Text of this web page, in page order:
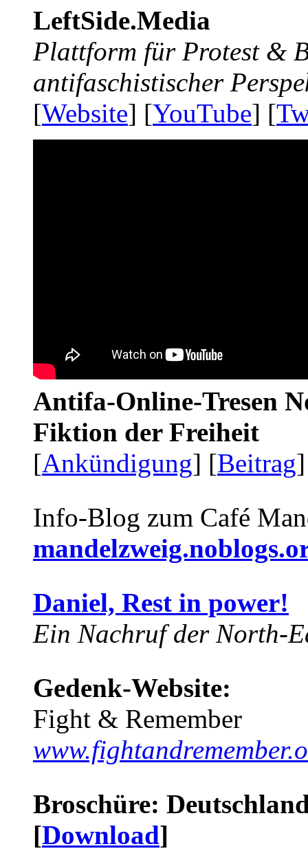
LeftSide.Media
Plattform für Protest &
antifaschistischer
[Website] [YouTube] [
Antifa-Online-Tresen
Fiktion der Freiheit
[Ankündigung] [Beitrag
Info-Blog zum Café
Daniel, Rest in power!
Ein Nachruf der North-
Gedenk-Website:
Fight & Remember
Broschüre:
[Download]